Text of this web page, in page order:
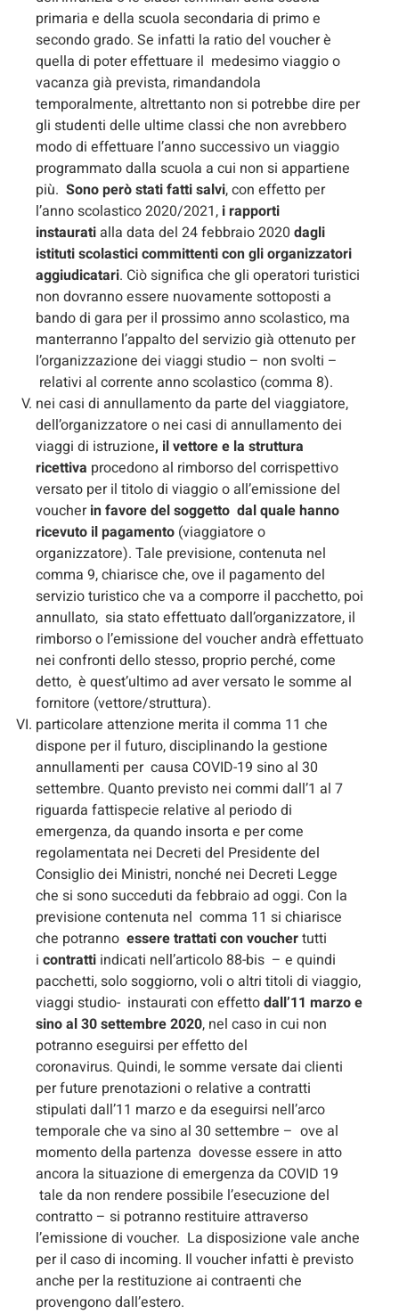
primaria e della scuola secondaria di primo e
secondo grado. Se infatti la ratio del voucher è
quella di poter effettuare il medesimo viaggio o
vacanza già prevista, rimandandola
temporalmente, altrettanto non si potrebbe dire per
gli studenti delle ultime classi che non avrebbero
modo di effettuare l’anno successivo un viaggio
programmato dalla scuola a cui non si appartiene
più. Sono però stati fatti salvi, con effetto per
l’anno scolastico 2020/2021, i rapporti
instaurati alla data del 24 febbraio 2020 dagli
istituti scolastici committenti con gli organizzatori
aggiudicatari. Ciò significa che gli operatori turistici
non dovranno essere nuovamente sottoposti a
bando di gara per il prossimo anno scolastico, ma
manterranno l’appalto del servizio già ottenuto per
l’organizzazione dei viaggi studio – non svolti –
relativi al corrente anno scolastico (comma 8).
nei casi di annullamento da parte del viaggiatore,
dell’organizzatore o nei casi di annullamento dei
viaggi di istruzione, il vettore e la struttura
ricettiva procedono al rimborso del corrispettivo
versato per il titolo di viaggio o all’emissione del
voucherin favore del soggetto dal quale hanno
ricevuto il pagamento (viaggiatore o
organizzatore). Tale previsione, contenuta nel
comma 9, chiarisce che, ove il pagamento del
servizio turistico che va a comporre il pacchetto, poi
annullato, sia stato effettuato dall’organizzatore, il
rimborso o l’emissione del voucher andrà effettuato
nei confronti dello stesso, proprio perché, come
detto, è quest’ultimo ad aver versato le somme al
fornitore (vettore/struttura).
particolare attenzione merita il comma 11 che
dispone per il futuro, disciplinando la gestione
annullamenti per causa COVID-19 sino al 30
settembre. Quanto previsto nei commi dall’1 al 7
riguarda fattispecie relative al periodo di
emergenza, da quando insorta e per come
regolamentata nei Decreti del Presidente del
Consiglio dei Ministri, nonché nei Decreti Legge
che si sono succeduti da febbraio ad oggi. Con la
previsione contenuta nel comma 11 si chiarisce
che potranno essere trattati con vouchertutti
i contratti indicati nell’articolo 88-bis – e quindi
pacchetti, solo soggiorno, voli o altri titoli di viaggio,
viaggi studio- instaurati con effettodall’11 marzo e
sino al 30 settembre 2020, nel caso in cui non
potranno eseguirsi per effetto del
coronavirus. Quindi, le somme versate dai clienti
per future prenotazioni o relative a contratti
stipulati dall’11 marzo e da eseguirsi nell’arco
temporale che va sino al 30 settembre – ove al
momento della partenza dovesse essere in atto
ancora la situazione di emergenza da COVID 19
tale da non rendere possibile l’esecuzione del
contratto – si potranno restituire attraverso
l’emissione di voucher. La disposizione vale anche
per il caso di incoming. Il voucher infatti è previsto
anche per la restituzione ai contraenti che
provengono dall’estero.